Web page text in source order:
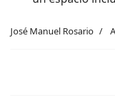
José Manuel Rosario